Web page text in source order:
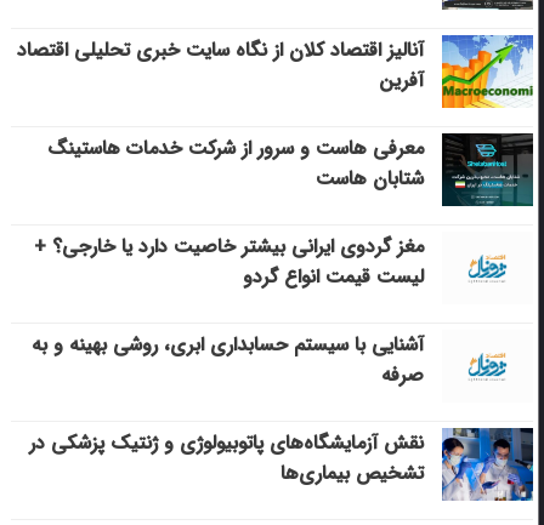
آنالیز اقتصاد کلان از نگاه سایت خبری تحلیلی اقتصاد
آفرین
معرفی هاست و سرور از شرکت خدمات هاستینگ
شتابان هاست
مغز گردوی ایرانی بیشتر خاصیت دارد یا خارجی؟ +
لیست قیمت انواع گردو
آشنایی با سیستم حسابداری ابری، روشی بهینه و به
صرفه
نقش آزمایشگاه‌های پاتوبیولوژی و ژنتیک پزشکی در
تشخیص بیماری‌ها